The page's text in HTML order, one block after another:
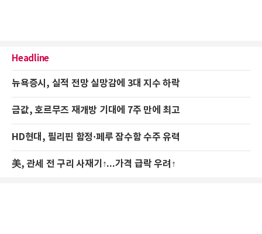
Headline
뉴욕증시, 실적 전망 실망감에 3대 지수 하락
금값, 호르무즈 재개방 기대에 7주 만에 최고
HD현대, 필리핀 함정·페루 잠수함 수주 유력
美, 관세 전 구리 사재기↑...가격 급락 우려↑